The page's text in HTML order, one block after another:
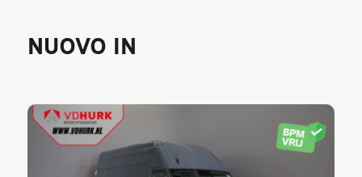
NUOVO IN